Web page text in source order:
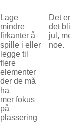
Lage
mindre
firkanter å
spille i eller
legge til
flere
elementer
der de må
ha
mer fokus
på
plassering
Det
det
jul,
noe.